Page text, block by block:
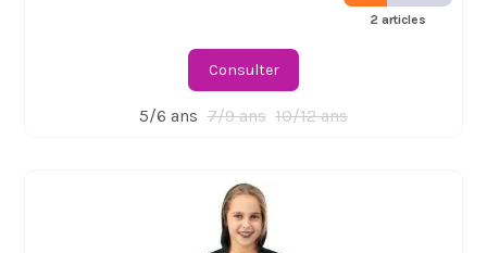
2 articles
Consulter
5/6 ans 7/9 ans 10/12 ans